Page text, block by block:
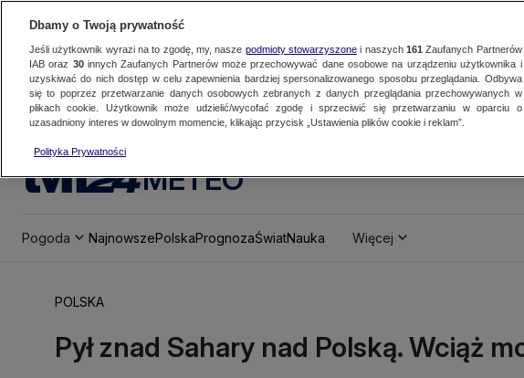
METEO
Pogoda NajnowszePolskaPrognozaŚwiatNauka Więcej
POLSKA
Pył znad Sahary nad Polską. Wciąż
Dbamy o Twoją prywatność
Jeśli użytkownik wyrazi na to zgodę, my, nasze podmioty stowarzyszonei naszych 161 Zaufanych Partnerów
IAB oraz 30innych Zaufanych Partnerów może przechowywać dane osobowe na urządzeniu użytkownika i
uzyskiwać do nich dostęp w celu zapewnienia bardziej spersonalizowanego sposobu przeglądania. Odbywa
się to poprzez przetwarzanie danych osobowych zebranych z danych przeglądania przechowywanych w
plikach cookie. Użytkownik może udzielić/wycofać zgodę i sprzeciwić się przetwarzaniu w oparciu o
uzasadniony interes w dowolnym momencie, klikając przycisk „Ustawienia plików cookie i reklam”.
Polityka Prywatności